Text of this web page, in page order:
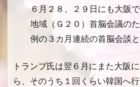
６月２８、２９日にも大阪
地域（Ｇ２０）首脳会議の
例の３カ月連続の首脳会談と
トランプ氏は翌６月にまた大阪
ら、そのうち１回くらい韓国へ